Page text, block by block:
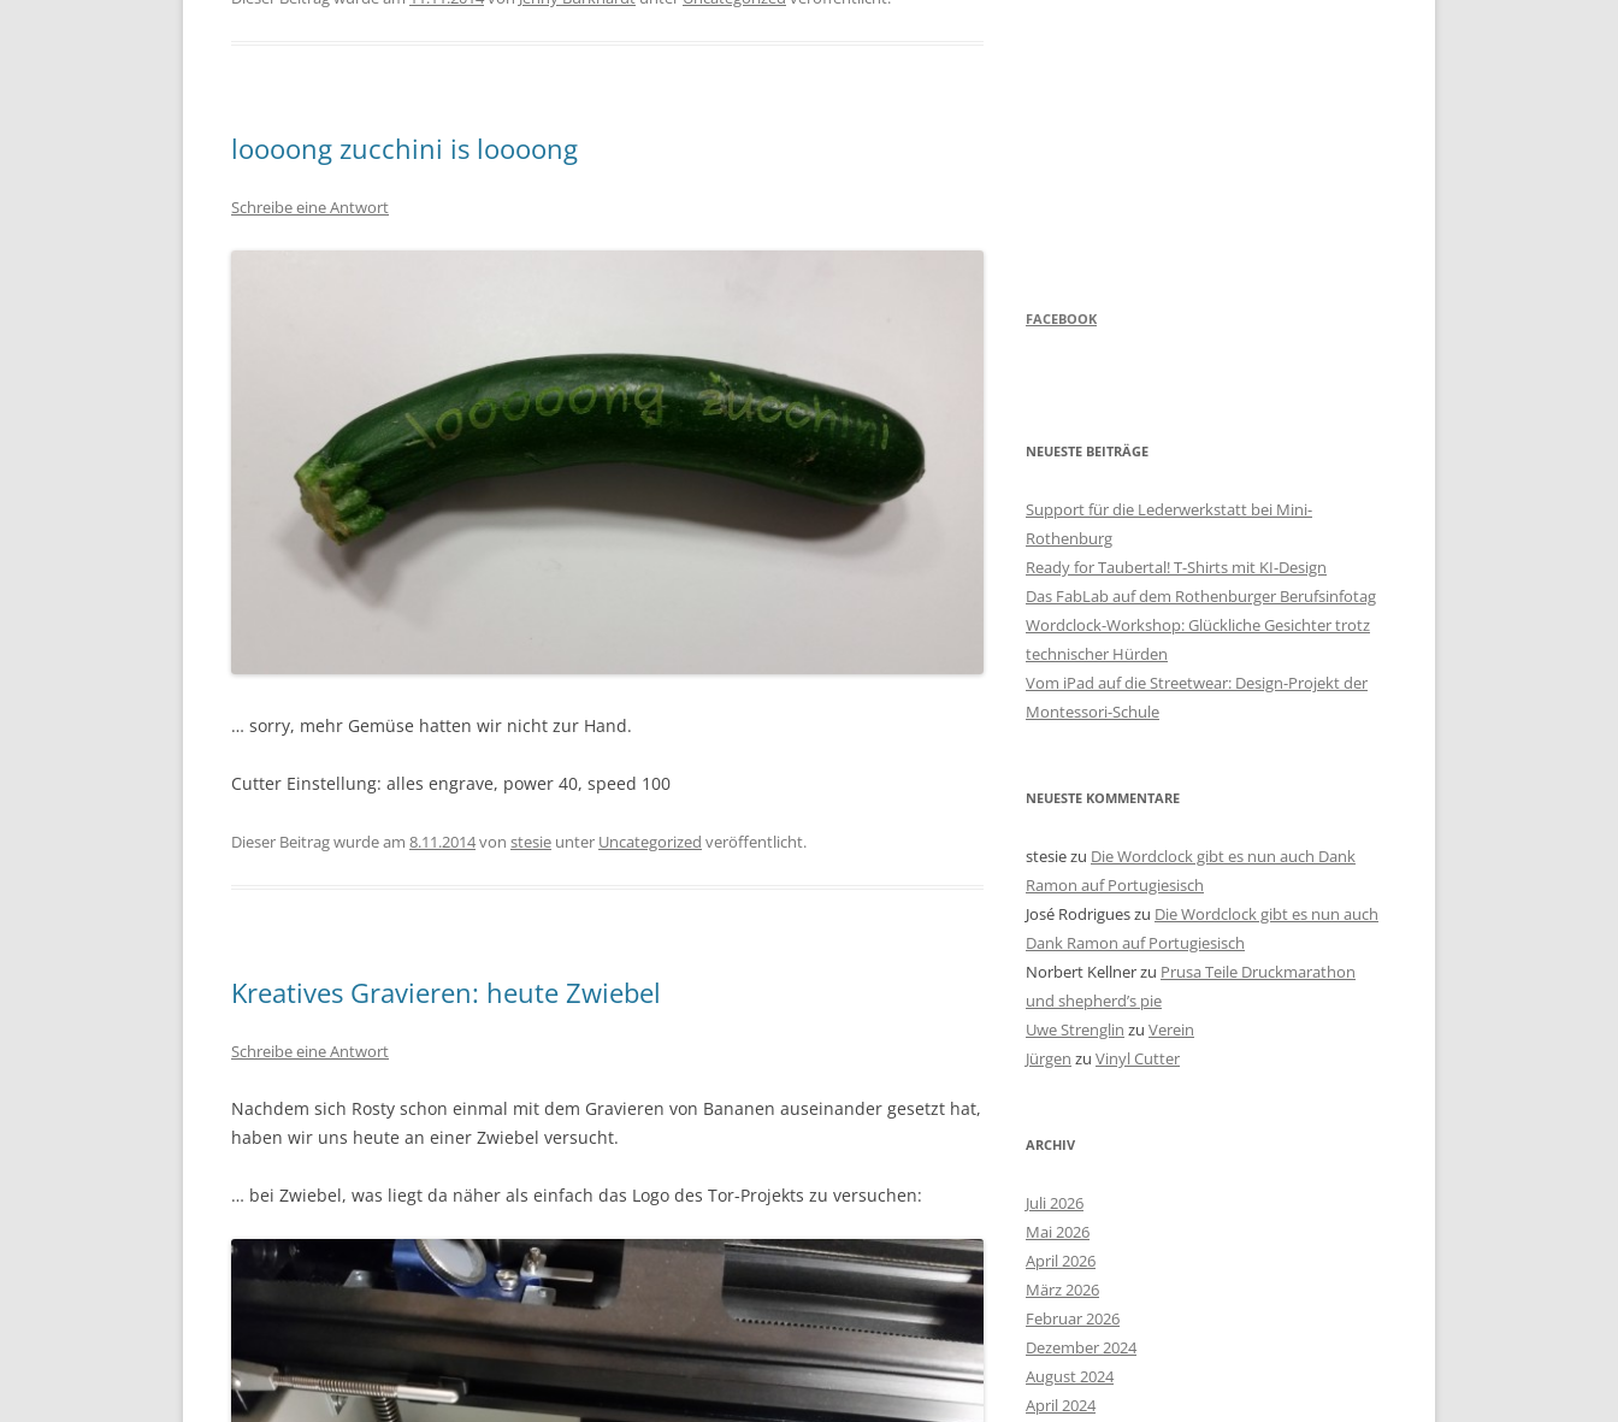
loooong zucchini is loooong
Schreibe eine Antwort
… sorry, mehr Gemüse hatten wir nicht zur Hand.
Cutter Einstellung: alles engrave, power 40, speed 100
Dieser Beitrag wurde am 8.11.2014von stesie unter Uncategorized veröffentlicht.
Kreatives Gravieren: heute Zwiebel
Schreibe eine Antwort
Nachdem sich Rosty schon einmal mit dem Gravieren von Bananen auseinander gesetzt hat,
haben wir uns heute an einer Zwiebel versucht.
… bei Zwiebel, was liegt da näher als einfach das Logo des Tor-Projekts zu versuchen:
FACEBOOK
NEUESTE BEITRÄGE
Support für die Lederwerkstatt bei Mini-
Rothenburg
Ready for Taubertal! T-Shirts mit KI-Design
Das FabLab auf dem Rothenburger Berufsinfotag
Wordclock-Workshop: Glückliche Gesichter trotz
technischer Hürden
Vom iPad auf die Streetwear: Design-Projekt der
Montessori-Schule
NEUESTE KOMMENTARE
stesiezu Die Wordclock gibt es nun auch Dank
Ramon auf Portugiesisch
José Rodrigueszu Die Wordclock gibt es nun auch
Dank Ramon auf Portugiesisch
Norbert Kellnerzu Prusa Teile Druckmarathon
und shepherd’s pie
Uwe Strenglin zu Verein
Jürgen zu Vinyl Cutter
ARCHIV
Juli 2026
Mai 2026
April 2026
März 2026
Februar 2026
Dezember 2024
August 2024
April 2024